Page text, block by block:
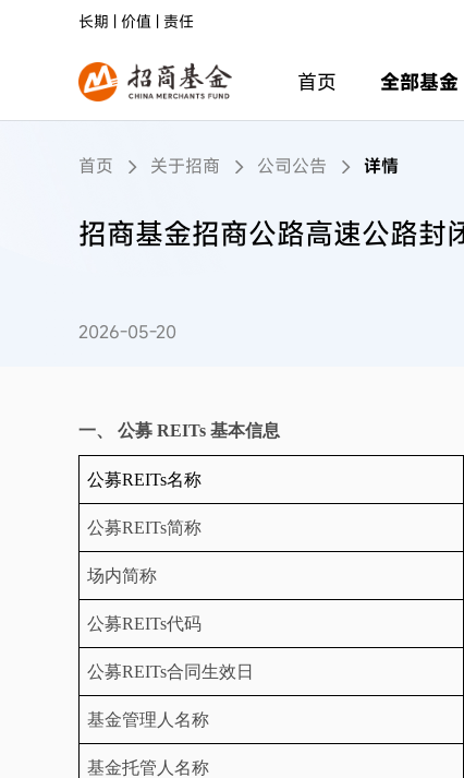
长期 | 价值 | 责任
首页 全部基金
首页 关于招商 公司公告 详情
招商基金招商公路高速公路
2026-05-20
一、 公募 REITs 基本信息
公募REITs名称
公募REITs简称
场内简称
公募REITs代码
公募REITs合同生效日
基金管理人名称
基金托管人名称